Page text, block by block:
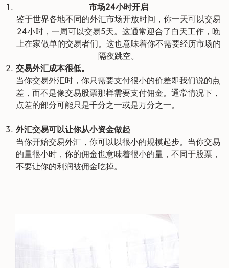
市场24小时开启
鉴于世界各地不同的外汇市场开放时间，你一天可以交易
24小时，一周可以交易5天。这通常迎合了白天工作，晚
上在家做单的交易者们。这也意味着你不需要经历市场的
隔夜跳空。
交易外汇成本很低。
当你交易外汇时，你只需要支付很小的价差即我们说的点
差，而不是像交易股票那样需要支付佣金。通常情况下，
点差的部分可能只是千分之一或是万分之一。
外汇交易可以让你从小资金做起
当你开始交易外汇，你可以以很小的规模起步。当你交易
的量很小时，你的佣金也意味着很小的量，不同于股票，
不要让你的利润被佣金吃掉。